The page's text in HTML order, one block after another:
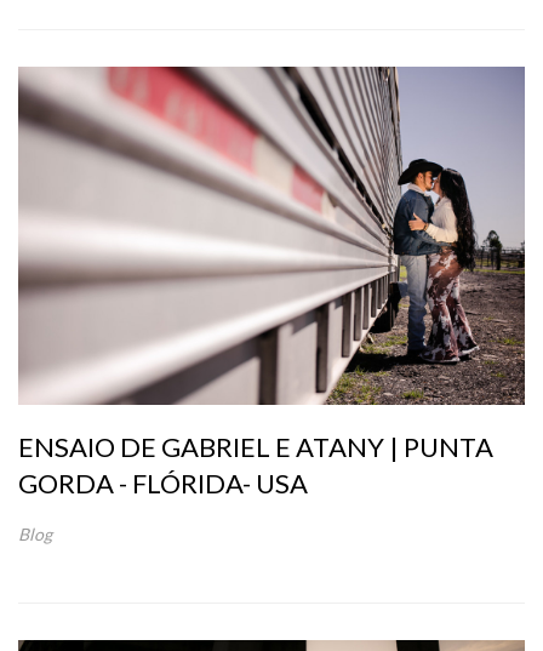
ENSAIO DE GABRIEL E ATANY | PUNTA
GORDA - FLÓRIDA- USA
Blog